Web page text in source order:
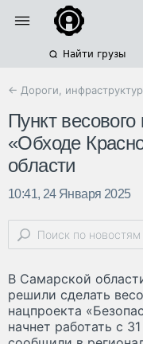
Найти грузы
← Дороги,
Пункт
«Обходе
области
10:41, 24 Января 2025
В Самарской
решили сделать
нацпроекта
начнет работать с